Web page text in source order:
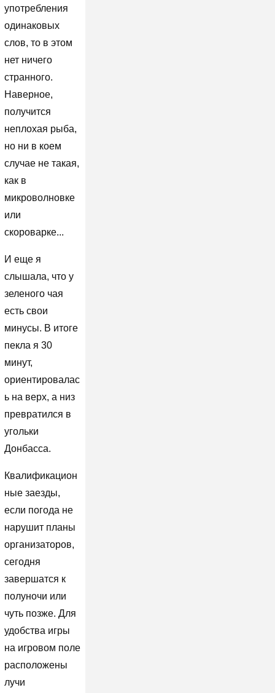
употребления
одинаковых
слов, то в этом
нет ничего
странного.
Наверное,
получится
неплохая рыба,
но ни в коем
случае не такая,
как в
микроволновке
или
скороварке...
И еще я
слышала, что у
зеленого чая
есть свои
минусы. В итоге
пекла я 30
минут,
ориентировалас
ь на верх, а низ
превратился в
угольки
Донбасса.
Квалификацион
ные заезды,
если погода не
нарушит планы
организаторов,
сегодня
завершатся к
полуночи или
чуть позже. Для
удобства игры
на игровом поле
расположены
лучи